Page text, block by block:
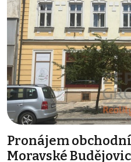
Pronájem
Moravské